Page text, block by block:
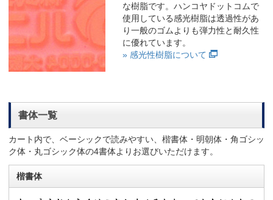
な樹脂です。ハンコヤドットコムで
使用している感光樹脂は透過性があ
り一般のゴムよりも弾力性と耐久性
に優れています。
» 感光性樹脂について
書体一覧
カート内で、ベーシックで読みやすい、楷書体・明朝体・角ゴシッ
ク体・丸ゴシック体の4書体よりお選びいただけます。
楷書体